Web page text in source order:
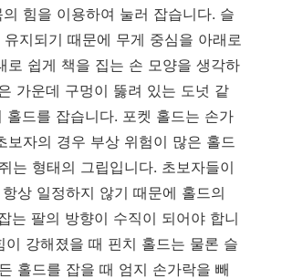
힘을 이용하여 눌러 잡습니다. 슬
지되기 때문에 무게 중심을 아래로
로 쉽게 책을 집는 손 모양을 생각하
가운데 구멍이 뚫려 있는 도넛 같
드를 잡습니다. 포켓 홀드는 손가
자의 경우 부상 위험이 많은 홀드
는 형태의 그립입니다. 초보자들이
상 일정하지 않기 때문에 홀드의
는 팔의 방향이 수직이 되어야 합니
강해졌을 때 핀치 홀드는 물론 슬
홀드를 잡을 때 엄지 손가락을 빼